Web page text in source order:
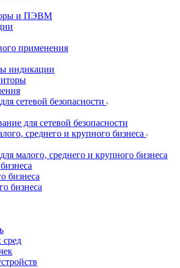
и ПЭВМ
применения
индикации
сетевой безопасности
для сетевой безопасности
среднего и крупного бизнеса
малого, среднего и крупного бизнеса
бизнеса
бизнеса
сред